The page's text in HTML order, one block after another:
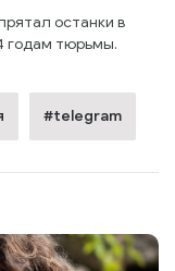
останки в
годам тюрьмы.
#telegram